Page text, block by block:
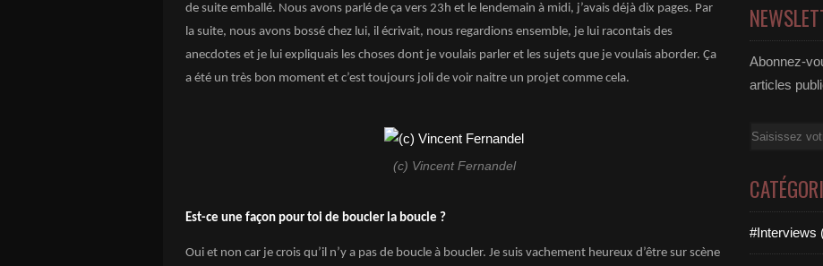
de suite emballé. Nous avons parlé de ça vers 23h et le lendemain à midi, j’avais déjà dix pages. Par
la suite, nous avons bossé chez lui, il écrivait, nous regardions ensemble, je lui racontais des
anecdotes et je lui expliquais les choses dont je voulais parler et les sujets que je voulais aborder. Ça
a été un très bon moment et c’est toujours joli de voir naitre un projet comme cela.
(c) Vincent Fernandel
Est-ce une façon pour toi de boucler la boucle ?
Oui et non car je crois qu’il n’y a pas de boucle à boucler. Je suis vachement heureux d’être sur scène
Abonnez-
articles
Email
#Interviews